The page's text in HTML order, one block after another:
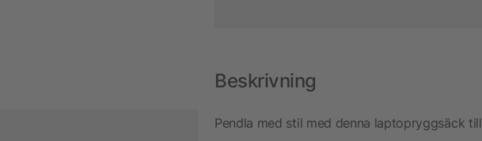
Beskrivning
Pendla med stil med denna laptopryggsäck